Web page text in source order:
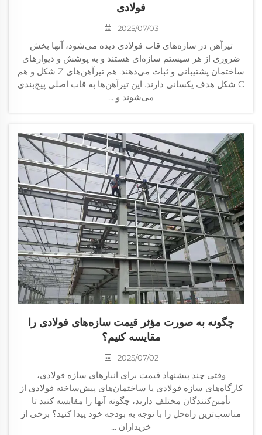
فولادی
2025/07/03
تیرآهن در سازه‌های قاب فولادی دیده می‌شود، آنها بخش
ضروری از هر سیستم سازه‌ای هستند و به پوشش و دیوارهای
ساختمان پشتیبانی و ثبات می‌دهند. هم تیرآهن‌های Z شکل و هم
C شکل هدف یکسانی دارند. این تیرآهن‌ها به قاب اصلی پیچ‌بندی
می‌شوند و ...
چگونه به صورت مؤثر قیمت سازه‌های فولادی را
مقایسه کنیم؟
2025/07/02
وقتی چند پیشنهاد قیمت برای انبارهای سازه فولادی،
کارگاه‌های سازه فولادی یا ساختمان‌های پیش‌ساخته فولادی از
تأمین‌کنندگان مختلف دارید، چگونه آنها را مقایسه کنید تا
مناسب‌ترین راه‌حل را با توجه به بودجه خود پیدا کنید؟ برخی از
خریداران ...